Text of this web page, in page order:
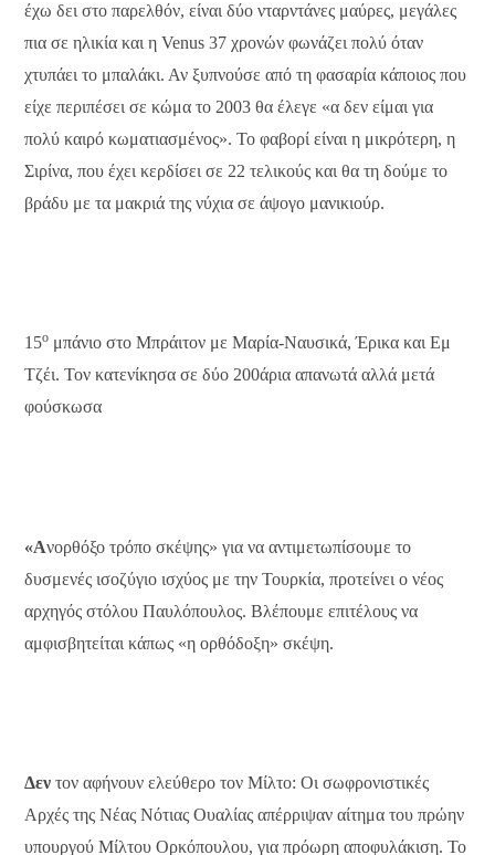
έχω δει στο παρελθόν, είναι δύο νταρντάνες μαύρες, μεγάλες
πια σε ηλικία και η Venus 37 χρονών φωνάζει πολύ όταν
χτυπάει το μπαλάκι. Αν ξυπνούσε από τη φασαρία κάποιος που
είχε περιπέσει σε κώμα το 2003 θα έλεγε «α δεν είμαι για
πολύ καιρό κωματιασμένος». Το φαβορί είναι η μικρότερη, η
Σιρίνα, που έχει κερδίσει σε 22 τελικούς και θα τη δούμε το
βράδυ με τα μακριά της νύχια σε άψογο μανικιούρ.
15ο μπάνιο στο Μπράιτον με Μαρία-Ναυσικά, Έρικα και Εμ
Τζέι. Τον κατενίκησα σε δύο 200άρια απανωτά αλλά μετά
φούσκωσα
«Ανορθόξο τρόπο σκέψης» για να αντιμετωπίσουμε το
δυσμενές ισοζύγιο ισχύος με την Τουρκία, προτείνει ο νέος
αρχηγός στόλου Παυλόπουλος. Βλέπουμε επιτέλους να
αμφισβητείται κάπως «η ορθόδοξη» σκέψη.
Δεν τον αφήνουν ελεύθερο τον Μίλτο: Οι σωφρονιστικές
Αρχές της Νέας Νότιας Ουαλίας απέρριψαν αίτημα του πρώην
υπουργού Μίλτου Ορκόπουλου, για πρόωρη αποφυλάκιση. Το